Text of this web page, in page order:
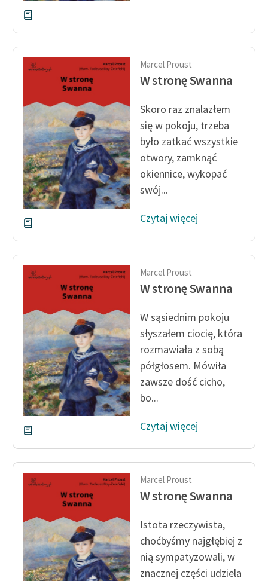
Marcel Proust
W stronę Swanna
Skoro raz znalazłem
się w pokoju, trzeba
było zatkać wszystkie
otwory, zamknąć
okiennice, wykopać
swój...
Czytaj więcej
Marcel Proust
W stronę Swanna
W sąsiednim pokoju
słyszałem ciocię, która
rozmawiała z sobą
półgłosem. Mówiła
zawsze dość cicho,
bo...
Czytaj więcej
Marcel Proust
W stronę Swanna
Istota rzeczywista,
choćbyśmy najgłębiej z
nią sympatyzowali, w
znacznej części udziela